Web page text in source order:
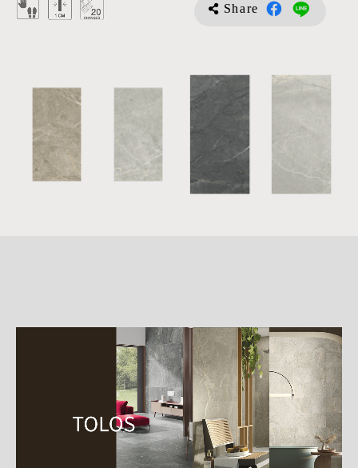
Share